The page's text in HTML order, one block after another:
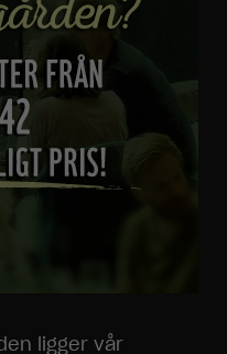
ligger vår